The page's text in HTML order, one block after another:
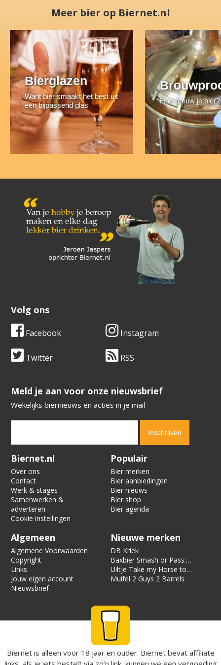
Meer bier op Biernet.nl
Bierglazen
Want bier smaakt het best uit
een bijpassend glas
Hoe brouw je bier?
Volg ons
Facebook Instagram
Twitter RSS
​​​​​​​Meld je aan voor onze nieuwsbrief
Wekelijks biernieuws en acties in je mail
Verification code:
Biernet.nl
Over ons
Contact
Werk & stages
Samenwerken &
adverteren
Cookie instellingen
Populair
Bier merken
Bier aanbiedingen
Bier nieuws
Bier shop
Bier agenda
Algemeen
Algemene Voorwaarden
Copyright
Links
Jouw eigen account
Nieuwsbrief
Nieuwe merken
DB Kriek
Baxbier Smash or Pass:
Strata
Uiltje Take my Horse to
the Hotel Room
Muifel 2 Guys 2 Barrels
Biernet is alleen voor 18 jaar en ouder. Biernet bevat affiliate